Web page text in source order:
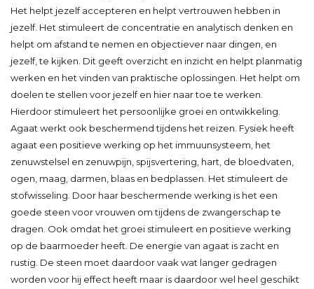
Het helpt jezelf accepteren en helpt vertrouwen hebben in
jezelf. Het stimuleert de concentratie en analytisch denken en
helpt om afstand te nemen en objectiever naar dingen, en
jezelf, te kijken. Dit geeft overzicht en inzicht en helpt planmatig
werken en het vinden van praktische oplossingen. Het helpt om
doelen te stellen voor jezelf en hier naar toe te werken.
Hierdoor stimuleert het persoonlijke groei en ontwikkeling.
Agaat werkt ook beschermend tijdens het reizen. Fysiek heeft
agaat een positieve werking op het immuunsysteem, het
zenuwstelsel en zenuwpijn, spijsvertering, hart, de bloedvaten,
ogen, maag, darmen, blaas en bedplassen. Het stimuleert de
stofwisseling. Door haar beschermende werking is het een
goede steen voor vrouwen om tijdens de zwangerschap te
dragen. Ook omdat het groei stimuleert en positieve werking
op de baarmoeder heeft. De energie van agaat is zacht en
rustig. De steen moet daardoor vaak wat langer gedragen
worden voor hij effect heeft maar is daardoor wel heel geschikt